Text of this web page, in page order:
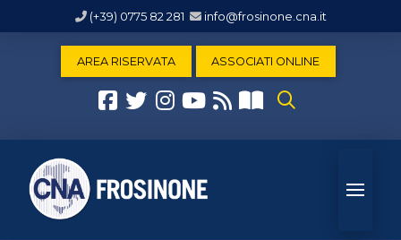
(+39) 0775 82 281 info@frosinone.cna.it
AREA RISERVATA ASSOCIATI ONLINE